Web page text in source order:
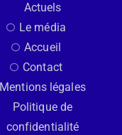
Actuels
Le média
Accueil
Contact
Mentions légales
Politique de
confidentialité